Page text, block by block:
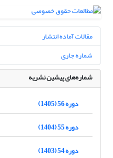
مقالات آماده انتشار
شماره جاری
شماره‌های پیشین نشریه
دوره 56 (1405)
دوره 55 (1404)
دوره 54 (1403)